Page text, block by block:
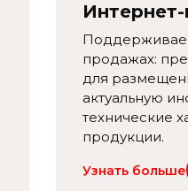
продажах:
для
актуальную
технические
продукции.
Узнать больше